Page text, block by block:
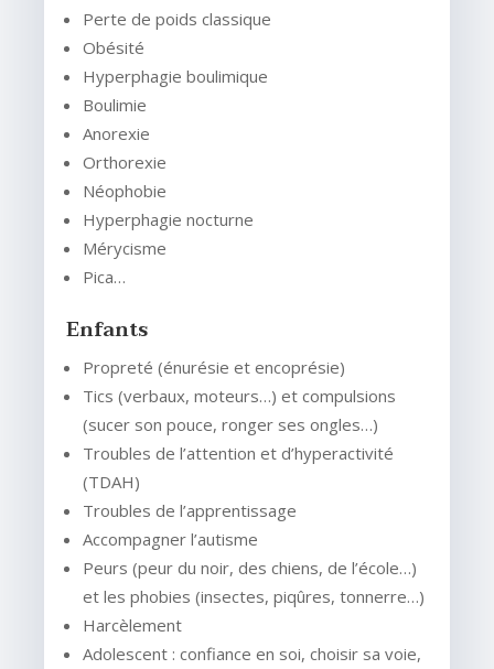
Perte de poids classique
Obésité
Hyperphagie boulimique
Boulimie
Anorexie
Orthorexie
Néophobie
Hyperphagie nocturne
Mérycisme
Pica…
Enfants
Propreté (énurésie et encoprésie)
Tics (verbaux, moteurs…) et compulsions
(sucer son pouce, ronger ses ongles…)
Troubles de l’attention et d’hyperactivité
(TDAH)
Troubles de l’apprentissage
Accompagner l’autisme
Peurs (peur du noir, des chiens, de l’école…)
et les phobies (insectes, piqûres, tonnerre…)
Harcèlement
Adolescent : confiance en soi, choisir sa voie,